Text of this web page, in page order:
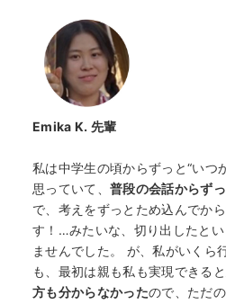
Emika K. 先輩
私は中学生の頃からずっと“いつ
思っていて、 普段の会話からず
で、考えをずっとため込んでか
す！…みたいな、切り出したと
ませんでした。 が、私がいくら
も、最初は親も私も実現できると
方も分からなかったので、ただ